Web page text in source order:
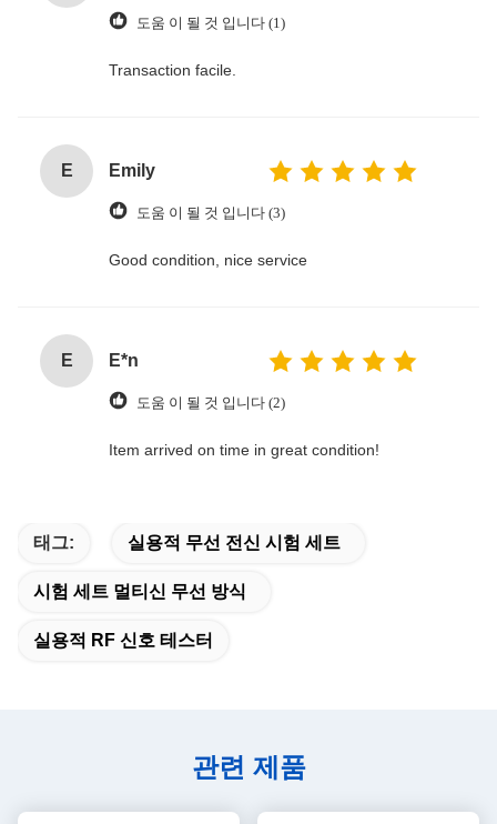
도움 이 될 것 입니다 (1)
Transaction facile.
E Emily
도움 이 될 것 입니다 (3)
Good condition, nice service
E E*n
도움 이 될 것 입니다 (2)
Item arrived on time in great condition!
태그: 실용적 무선 전신 시험 세트
시험 세트 멀티신 무선 방식
실용적 RF 신호 테스터
관련 제품